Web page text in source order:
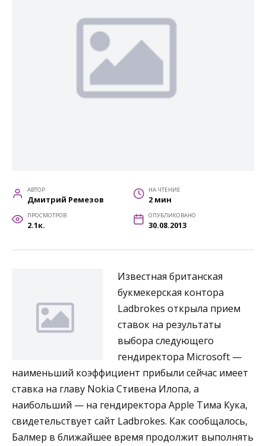
АВТОР
Дмитрий Ремезов
НА ЧТЕНИЕ
2 мин
ПРОСМОТРОВ
2.1к.
ОПУБЛИКОВАНО
30.08.2013
Известная британская
букмекерская контора
Ladbrokes открыла прием
ставок на результаты
выбора следующего
гендиректора Microsoft —
наименьший коэффициент прибыли сейчас имеет
ставка на главу Nokia Стивена Илопа, а
наибольший — на гендиректора Apple Тима Кука,
свидетельствует сайт Ladbrokes. Как сообщалось,
Балмер в ближайшее время продолжит выполнять